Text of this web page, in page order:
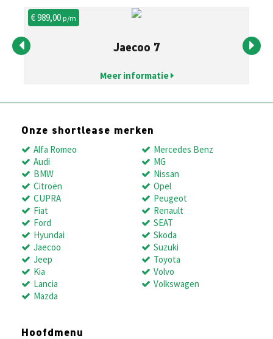
€ 989,00p/m
Jaecoo 7
Meer informatie
Onze shortlease merken
Alfa Romeo
Audi
BMW
Citroën
CUPRA
Fiat
Ford
Hyundai
Jaecoo
Jeep
Kia
Lancia
Mazda
Mercedes Benz
MG
Nissan
Opel
Peugeot
Renault
SEAT
Skoda
Suzuki
Toyota
Volvo
Volkswagen
Hoofdmenu